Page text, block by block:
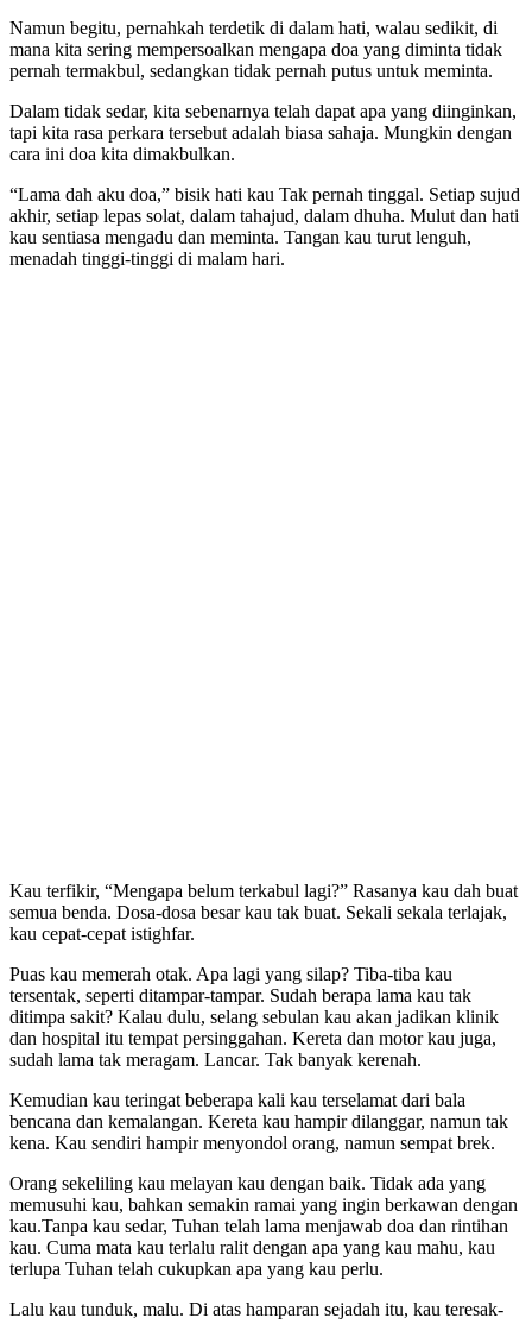
Namun begitu, pernahkah terdetik di dalam hati, walau sedikit, di
mana kita sering mempersoalkan mengapa doa yang diminta tidak
pernah termakbul, sedangkan tidak pernah putus untuk meminta.
Dalam tidak sedar, kita sebenarnya telah dapat apa yang diinginkan,
tapi kita rasa perkara tersebut adalah biasa sahaja. Mungkin dengan
cara ini doa kita dimakbulkan.
“Lama dah aku doa,” bisik hati kau Tak pernah tinggal. Setiap sujud
akhir, setiap lepas solat, dalam tahajud, dalam dhuha. Mulut dan hati
kau sentiasa mengadu dan meminta. Tangan kau turut lenguh,
menadah tinggi-tinggi di malam hari.
Kau terfikir, “Mengapa belum terkabul lagi?” Rasanya kau dah buat
semua benda. Dosa-dosa besar kau tak buat. Sekali sekala terlajak,
kau cepat-cepat istighfar.
Puas kau memerah otak. Apa lagi yang silap? Tiba-tiba kau
tersentak, seperti ditampar-tampar. Sudah berapa lama kau tak
ditimpa sakit? Kalau dulu, selang sebulan kau akan jadikan klinik
dan hospital itu tempat persinggahan. Kereta dan motor kau juga,
sudah lama tak meragam. Lancar. Tak banyak kerenah.
Kemudian kau teringat beberapa kali kau terselamat dari bala
bencana dan kemalangan. Kereta kau hampir dilanggar, namun tak
kena. Kau sendiri hampir menyondol orang, namun sempat brek.
Orang sekeliling kau melayan kau dengan baik. Tidak ada yang
memusuhi kau, bahkan semakin ramai yang ingin berkawan dengan
kau.Tanpa kau sedar, Tuhan telah lama menjawab doa dan rintihan
kau. Cuma mata kau terlalu ralit dengan apa yang kau mahu, kau
terlupa Tuhan telah cukupkan apa yang kau perlu.
Lalu kau tunduk, malu. Di atas hamparan sejadah itu, kau teresak-